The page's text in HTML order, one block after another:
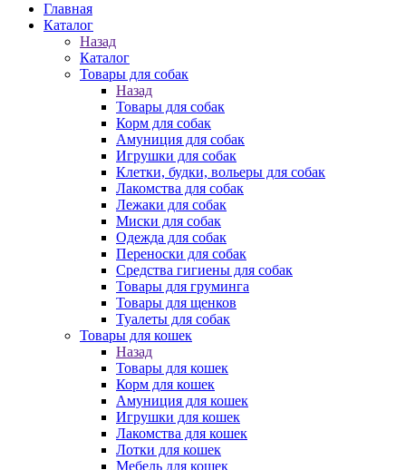
Главная
Каталог
Назад
Каталог
Товары для собак
Назад
Товары для собак
Корм для собак
Амуниция для собак
Игрушки для собак
Клетки, будки, вольеры для собак
Лакомства для собак
Лежаки для собак
Миски для собак
Одежда для собак
Переноски для собак
Средства гигиены для собак
Товары для груминга
Товары для щенков
Туалеты для собак
Товары для кошек
Назад
Товары для кошек
Корм для кошек
Амуниция для кошек
Игрушки для кошек
Лакомства для кошек
Лотки для кошек
Мебель для кошек